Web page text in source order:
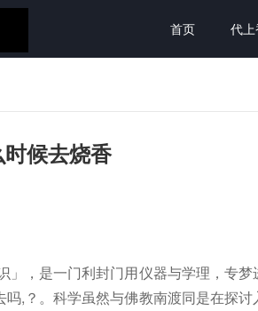
首页 代
候去烧香
」，是一门利封门用仪器与学理，专
,？。科学虽然与佛教南渡同是在探